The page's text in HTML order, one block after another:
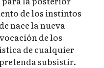
de los instintos
nace la nueva
de los
de cualquier
subsistir.